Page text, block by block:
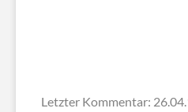
Letzter Kommentar: